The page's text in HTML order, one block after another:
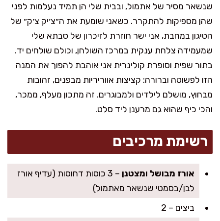
שנשאר מסיר של אתמול, ובבית שלי הן תמיד נעלמות לפני
שהן מספיקות להתקרר. כשאני שומעת את ה״צ׳יק צ׳ק״ של
הטיגון במחבת, אני ישר חוזרת לזיכרון של סבתא שלי
שמעמידה צלחת ענקית במרכז השולחן, וכולם שולחים יד.
בתור שפית וסופרת קולינרית אני אוהבת להפוך את המנה
הזו לפשוטה וברורה: קציצות אווריריות מבפנים, זהובות
מבחוץ, מושלם לילדים ולמבוגרים. זה מתכון מעלף, ממכר,
והכי כיף שהוא גם מרענן ליד סלט.
רשימת מרכיבים
אורז מבושל ומצטנן
– 3 כוסות דחוסות (עדיף אורז
לבן/בסמטי שנשאר מאתמול)
ביצים – 2